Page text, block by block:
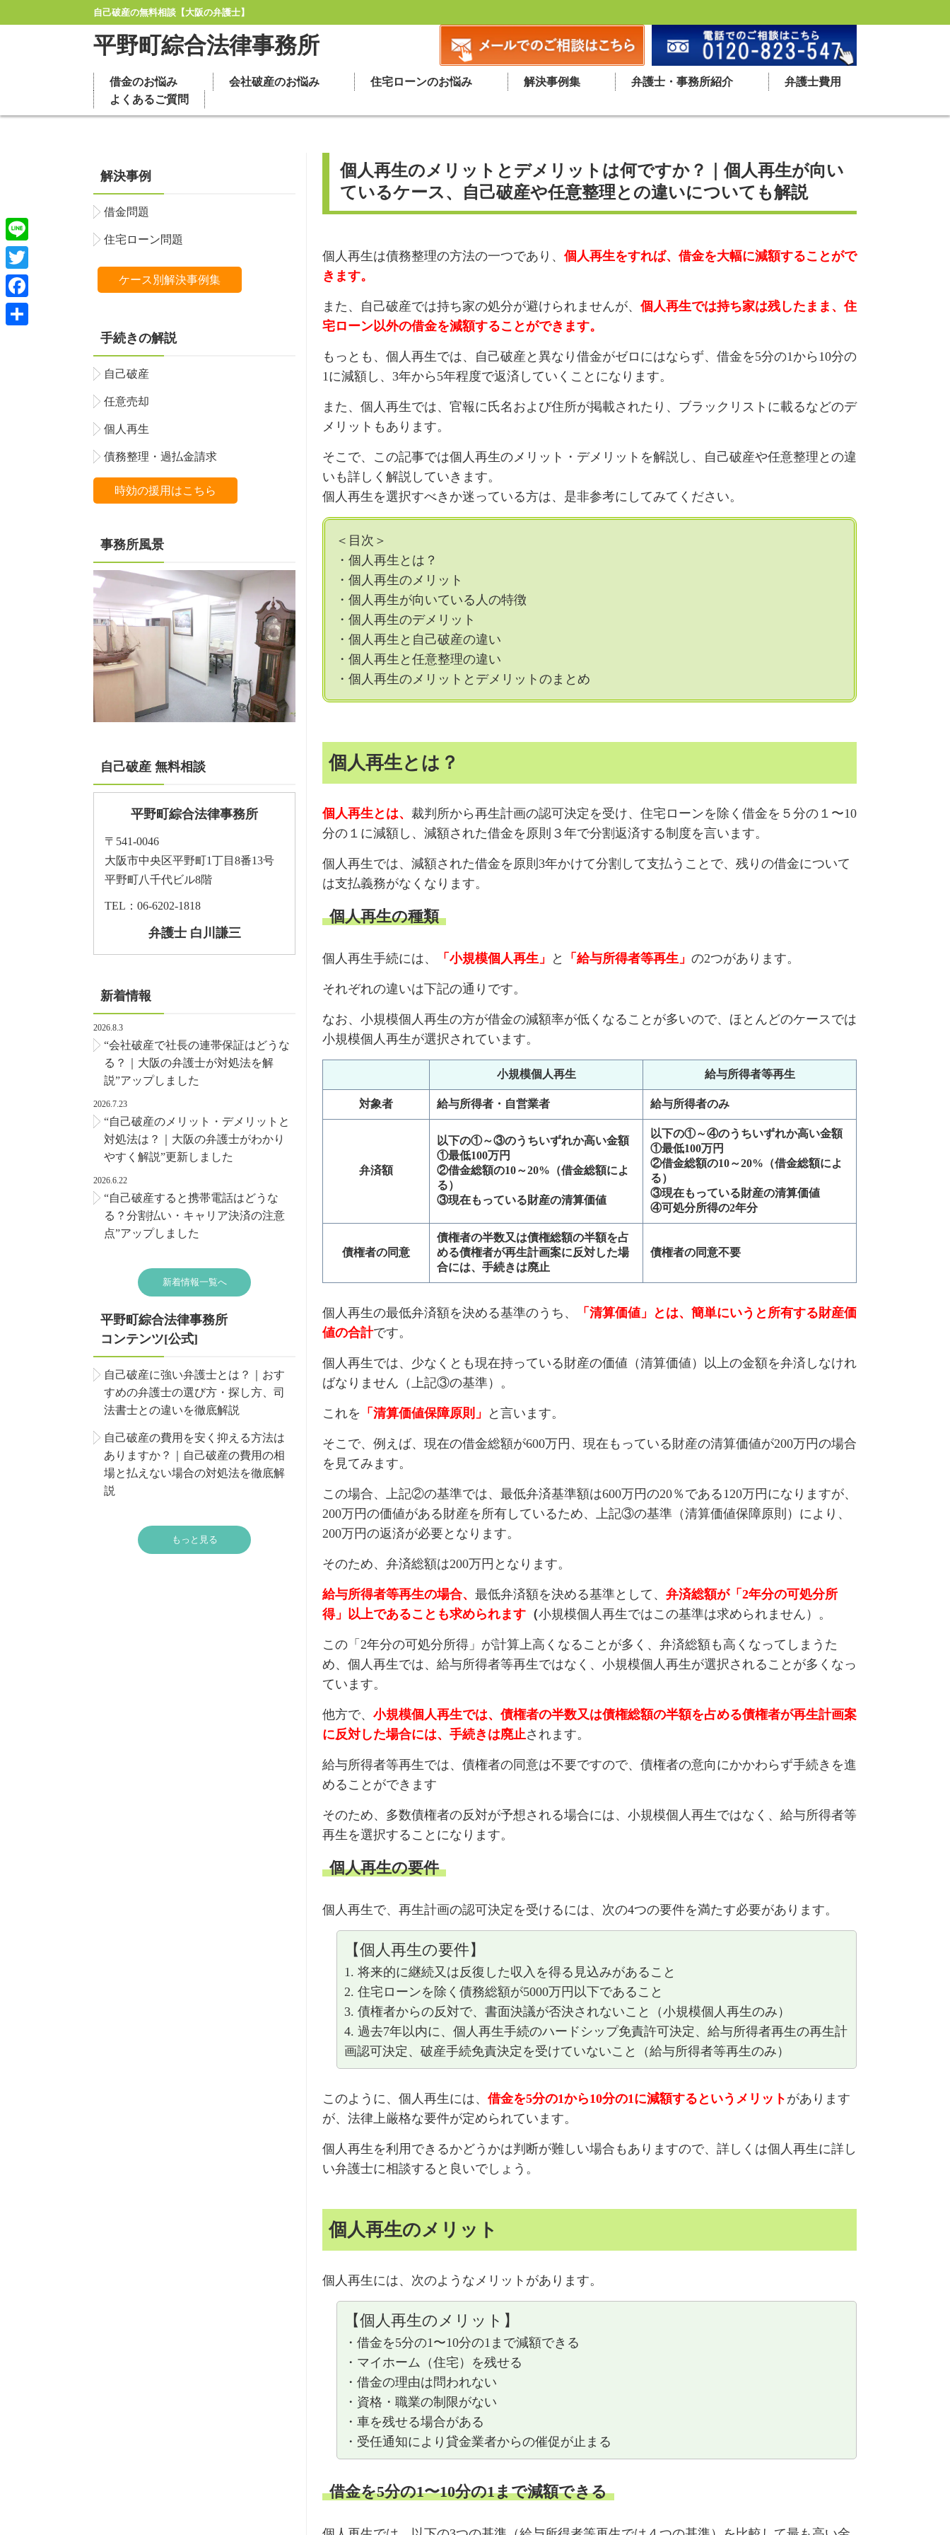
自己破産の無料相談【大阪の弁護士】
平野町綜合法律事務所
借金のお悩み 会社破産のお悩み 住宅ローンのお悩み 解決事例集 弁護士・事務所紹介
弁護士費用
よくあるご質問
個人再生のメリットとデメリットは何ですか？｜個人再生が向い
ているケース、自己破産や任意整理との違いについても解説
個人再生は債務整理の方法の一つであり、 個人再生をすれば、借金を大幅に減額することがで
きます。
また、自己破産では持ち家の処分が避けられませんが、 個人再生では持ち家は残したまま、住
宅ローン以外の借金を減額することができます。
もっとも、個人再生では、自己破産と異なり借金がゼロにはならず、借金を5分の1から10分の
1に減額し、3年から5年程度で返済していくことになります。
また、個人再生では、官報に氏名および住所が掲載されたり、ブラックリストに載るなどのデ
メリットもあります。
そこで、この記事では個人再生のメリット・デメリットを解説し、自己破産や任意整理との違
いも詳しく解説していきます。
個人再生を選択すべきか迷っている方は、是非参考にしてみてください。
＜目次＞
・個人再生とは？
・個人再生のメリット
・個人再生が向いている人の特徴
・個人再生のデメリット
・個人再生と自己破産の違い
・個人再生と任意整理の違い
・個人再生のメリットとデメリットのまとめ
個人再生とは？
個人再生とは、 裁判所から再生計画の認可決定を受け、住宅ローンを除く借金を５分の１〜10
分の１に減額し、減額された借金を原則３年で分割返済する制度を言います。
個人再生では、減額された借金を原則3年かけて分割して支払うことで、残りの借金について
は支払義務がなくなります。
個人再生の種類
個人再生手続には、 「小規模個人再生」 と 「給与所得者等再生」 の2つがあります。
それぞれの違いは下記の通りです。
なお、小規模個人再生の方が借金の減額率が低くなることが多いので、ほとんどのケースでは
小規模個人再生が選択されています。
小規模個人再生 給与所得者等再生
対象者 給与所得者・自営業者 給与所得者のみ
弁済額
以下の①～③のうちいずれか高い金額
①最低100万円
②借金総額の10～20%（借金総額によ
る）
③現在もっている財産の清算価値
以下の①～④のうちいずれか高い金額
①最低100万円
②借金総額の10～20%（借金総額によ
る）
③現在もっている財産の清算価値
④可処分所得の2年分
債権者の同意
債権者の半数又は債権総額の半額を占
める債権者が再生計画案に反対した場
合には、手続きは廃止
債権者の同意不要
個人再生の最低弁済額を決める基準のうち、
「清算価値」とは、簡単にいうと所有する財産価
値の合計です。
個人再生では、少なくとも現在持っている財産の価値（清算価値）以上の金額を弁済しなけれ
ばなりません（上記③の基準）。
これを 「清算価値保障原則」 と言います。
そこで、例えば、現在の借金総額が600万円、現在もっている財産の清算価値が200万円の場合
を見てみます。
この場合、上記②の基準では、最低弁済基準額は600万円の20％である120万円になりますが、
200万円の価値がある財産を所有しているため、上記③の基準（清算価値保障原則）により、
200万円の返済が必要となります。
そのため、弁済総額は200万円となります。
給与所得者等再生の場合、 最低弁済額を決める基準として、 弁済総額が「2年分の可処分所
得」以上であることも求められます （小規模個人再生ではこの基準は求められません）。
この「2年分の可処分所得」が計算上高くなることが多く、弁済総額も高くなってしまうた
め、個人再生では、給与所得者等再生ではなく、小規模個人再生が選択されることが多くなっ
ています。
他方で、 小規模個人再生では、債権者の半数又は債権総額の半額を占める債権者が再生計画案
に反対した場合には、手続きは廃止されます。
給与所得者等再生では、債権者の同意は不要ですので、債権者の意向にかかわらず手続きを進
めることができます
そのため、多数債権者の反対が予想される場合には、小規模個人再生ではなく、給与所得者等
再生を選択することになります。
個人再生の要件
個人再生で、再生計画の認可決定を受けるには、次の4つの要件を満たす必要があります。
【個人再生の要件】
1. 将来的に継続又は反復した収入を得る見込みがあること
2. 住宅ローンを除く債務総額が5000万円以下であること
3. 債権者からの反対で、書面決議が否決されないこと（小規模個人再生のみ）
4. 過去7年以内に、個人再生手続のハードシップ免責許可決定、給与所得者再生の再生計
画認可決定、破産手続免責決定を受けていないこと（給与所得者等再生のみ）
このように、個人再生には、 借金を5分の1から10分の1に減額するというメリット があります
が、法律上厳格な要件が定められています。
個人再生を利用できるかどうかは判断が難しい場合もありますので、詳しくは個人再生に詳し
い弁護士に相談すると良いでしょう。
個人再生のメリット
個人再生には、次のようなメリットがあります。
【個人再生のメリット】
・借金を5分の1〜10分の1まで減額できる
・マイホーム（住宅）を残せる
・借金の理由は問われない
・資格・職業の制限がない
・車を残せる場合がある
・受任通知により貸金業者からの催促が止まる
借金を5分の1〜10分の1まで減額できる
解決事例
借金問題
住宅ローン問題
ケース別解決事例集
手続きの解説
自己破産
任意売却
個人再生
債務整理・過払金請求
時効の援用はこちら
事務所風景
自己破産 無料相談
平野町綜合法律事務所
〒541-0046
大阪市中央区平野町1丁目8番13号
平野町八千代ビル8階
TEL：06-6202-1818
弁護士 白川謙三
新着情報
2026.8.3
“会社破産で社長の連帯保証はどうな
る？｜大阪の弁護士が対処法を解
説”アップしました
2026.7.23
“自己破産のメリット・デメリットと
対処法は？｜大阪の弁護士がわかり
やすく解説”更新しました
2026.6.22
“自己破産すると携帯電話はどうな
る？分割払い・キャリア決済の注意
点”アップしました
新着情報一覧へ
平野町綜合法律事務所
コンテンツ[公式]
自己破産に強い弁護士とは？｜おす
すめの弁護士の選び方・探し方、司
法書士との違いを徹底解説
自己破産の費用を安く抑える方法は
ありますか？｜自己破産の費用の相
場と払えない場合の対処法を徹底解
説
もっと見る
Line
Twitter
Facebook